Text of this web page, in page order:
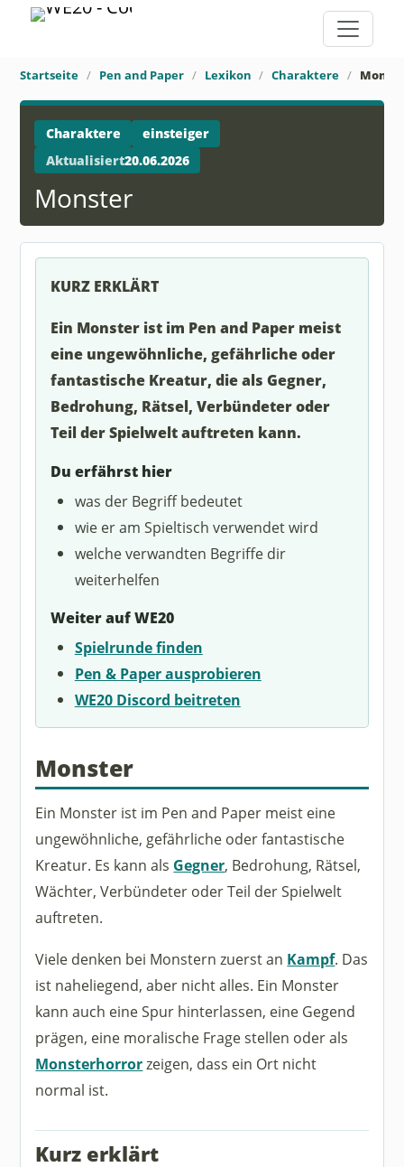
Startseite Pen and Paper Lexikon Charaktere
Charaktere
einsteiger
Aktualisiert20.06.2026
Monster
KURZ ERKLÄRT
Ein Monster ist im Pen and Paper meist
eine ungewöhnliche, gefährliche oder
fantastische Kreatur, die als Gegner,
Bedrohung, Rätsel, Verbündeter oder
Teil der Spielwelt auftreten kann.
Du erfährst hier
was der Begriff bedeutet
wie er am Spieltisch verwendet wird
welche verwandten Begriffe dir
weiterhelfen
Weiter auf WE20
Spielrunde finden
Pen & Paper ausprobieren
WE20 Discord beitreten
Monster
Ein Monster ist im Pen and Paper meist eine
ungewöhnliche, gefährliche oder fantastische
Kreatur. Es kann als Gegner, Bedrohung, Rätsel,
Wächter, Verbündeter oder Teil der Spielwelt
auftreten.
Viele denken bei Monstern zuerst an Kampf. Das
ist naheliegend, aber nicht alles. Ein Monster
kann auch eine Spur hinterlassen, eine Gegend
prägen, eine moralische Frage stellen oder als
Monsterhorrorzeigen, dass ein Ort nicht
normal ist.
Kurz erklärt